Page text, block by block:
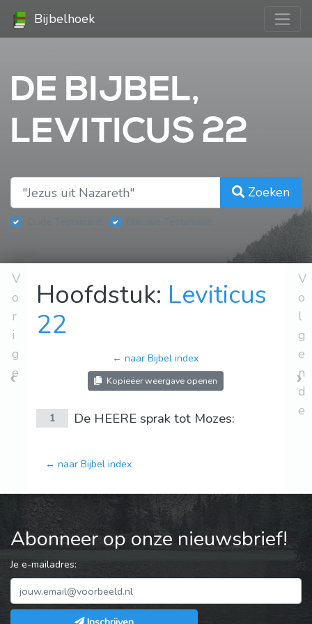
Bijbelhoek
DE BIJBEL,
LEVITICUS 22
Zoeken
V
o
r
i
g
e
Hoofdstuk: Leviticus
22
← naar Bijbel index
Kopieëer weergave openen
1 De HEERE sprak tot Mozes:
← naar Bijbel index
V
o
l
g
e
n
d
e
Abonneer op onze nieuwsbrief!
Je e-mailadres: